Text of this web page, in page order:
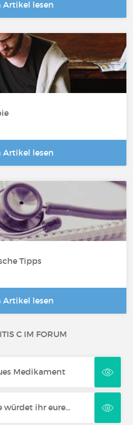
Artikel lesen
Artikel lesen
Tipps
Artikel lesen
C IM FORUM
Medikament
würdet ihr eure...